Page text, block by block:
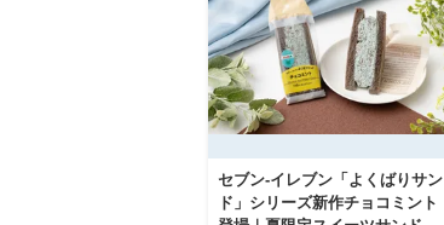
セブン‐イレブン「よくばりサン
ド」シリーズ新作チョコミント